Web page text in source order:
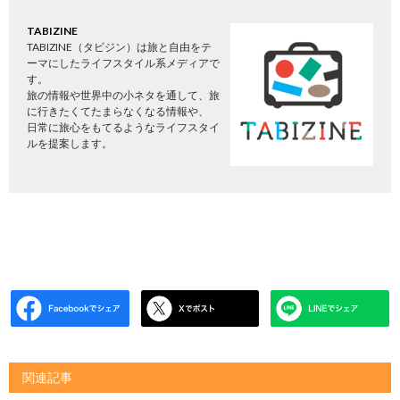
TABIZINE
TABIZINE（タビジン）は旅と自由をテ
ーマにしたライフスタイル系メディアで
す。
旅の情報や世界中の小ネタを通して、旅
に行きたくてたまらなくなる情報や、
日常に旅心をもてるようなライフスタイ
ルを提案します。
関連記事